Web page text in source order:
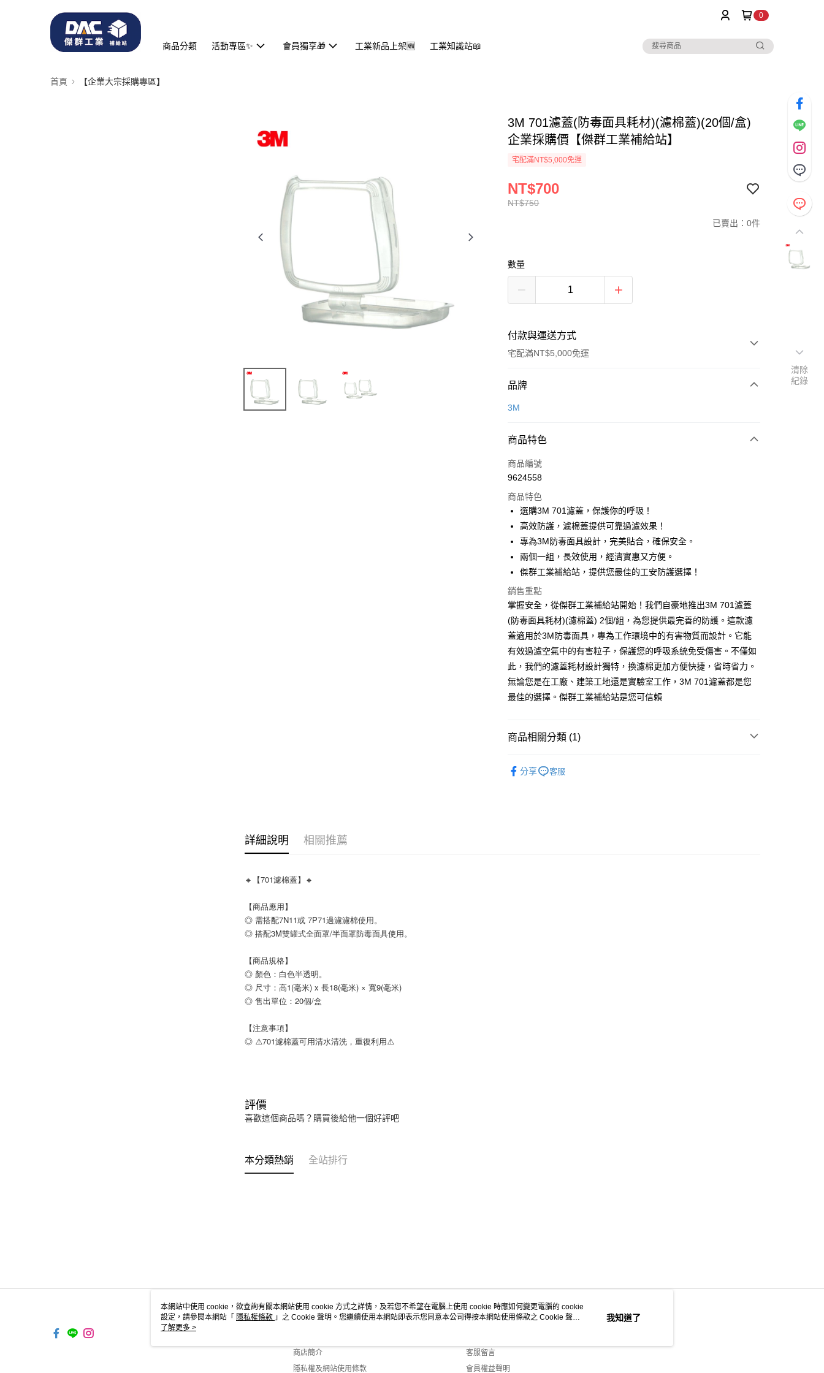
0
商品分類 活動專區✨ 會員獨享🎁 工業新品上架🆕 工業知識站📖
首頁 【企業大宗採購專區】
3M 701濾蓋(防毒面具耗材)(濾棉蓋)(20個/盒)
企業採購價【傑群工業補給站】
宅配滿NT$5,000免運
NT$750
NT$700
已賣出：0件
數量
付款與運送方式
宅配滿NT$5,000免運
付款方式
信用卡一次付款
Apple Pay
街口支付
運送方式
全家取貨付款
每筆NT$60
付款後全家取貨
每筆NT$60
7-11取貨付款
每筆NT$60
付款後7-11取貨
每筆NT$60
每筆NT$200，滿NT$5,000(含以上)免運費
品牌
3M
商品特色
商品編號
9624558
商品特色
選購3M 701濾蓋，保護你的呼吸！
高效防護，濾棉蓋提供可靠過濾效果！
專為3M防毒面具設計，完美貼合，確保安全。
兩個一組，長效使用，經濟實惠又方便。
傑群工業補給站，提供您最佳的工安防護選擇！
銷售重點
掌握安全，從傑群工業補給站開始！我們自豪地推出3M 701濾蓋
(防毒面具耗材)(濾棉蓋) 2個/組，為您提供最完善的防護。這款濾
蓋適用於3M防毒面具，專為工作環境中的有害物質而設計。它能
有效過濾空氣中的有害粒子，保護您的呼吸系統免受傷害。不僅如
此，我們的濾蓋耗材設計獨特，換濾棉更加方便快捷，省時省力。
無論您是在工廠、建築工地還是實驗室工作，3M 701濾蓋都是您
最佳的選擇。傑群工業補給站是您可信賴
商品相關分類 (1)
分享
客服
詳細說明 相關推薦
🔸【701濾棉蓋】🔸
【商品應用】
◎ 需搭配7N11或 7P71過濾濾棉使用。
◎ 搭配3M雙罐式全面罩/半面罩防毒面具使用。
【商品規格】
◎ 顏色：白色半透明。
◎ 尺寸：高1(毫米) x 長18(毫米) × 寬9(毫米)
◎ 售出單位：20個/盒
【注意事項】
◎ ⚠️701濾棉蓋可用清水清洗，重復利用⚠️
評價
喜歡這個商品嗎？購買後給他一個好評吧
本分類熱銷 全站排行
關於我們
商店簡介
隱私權及網站使用條款
客服資訊
客服留言
會員權益聲明
清除
紀錄
本網站中使用 cookie，欲查詢有關本網站使用 cookie 方式之詳情，及若您不希望在電腦上使用 cookie 時應如何變更電腦的 cookie
設定，請參閱本網站「 隱私權條款 」之 Cookie 聲明。您繼續使用本網站即表示您同意本公司得按本網站使用條款之 Cookie 聲明
使用 cookie。
了解更多 >
我知道了